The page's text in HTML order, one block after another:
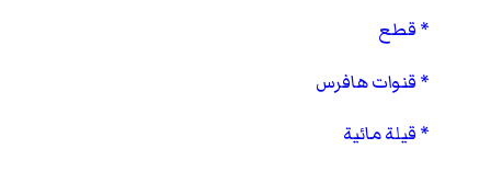
قطع
قنوات هافرس
قيلة مائية